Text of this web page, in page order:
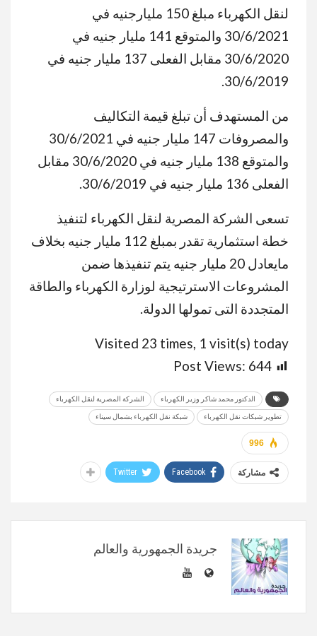
لنقل الكهرباء مبلغ 150 مليارجنيه في
30/6/2021 والمتوقع 141 مليار جنيه في
30/6/2020 مقابل الفعلى 137 مليار جنيه في
30/6/2019.
من المستهدف أن تبلغ قيمة التكاليف
والمصروفات 147 مليار جنيه في 30/6/2021
والمتوقع 138 مليار جنيه في 30/6/2020 مقابل
الفعلى 136 مليار جنيه في 30/6/2019.
تسعى الشركة المصرية لنقل الكهرباء لتنفيذ
خطة استثمارية تقدر بمبلغ 112 مليار جنيه بخلاف
مايعادل 20 مليار جنيه يتم تنفيذها ضمن
المشروعات الاسترتيجية لوزارة الكهرباء والطاقة
المتجددة التى تمولها الدولة.
Visited 23 times, 1 visit(s) today
Post Views: 644
الدكتور محمد شاكر وزير الكهرباء الشركة المصرية لنقل الكهرباء
تطوير شبكات نقل الكهرباء شبكة نقل الكهرباء بشمال سيناء
996
مشاركة Facebook
Twitter
جريدة الجمهورية والعالم